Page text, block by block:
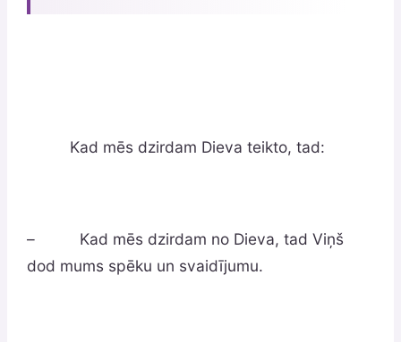
Kad mēs dzirdam Dieva teikto, tad:
– Kad mēs dzirdam no Dieva, tad Viņš
dod mums spēku un svaidījumu.